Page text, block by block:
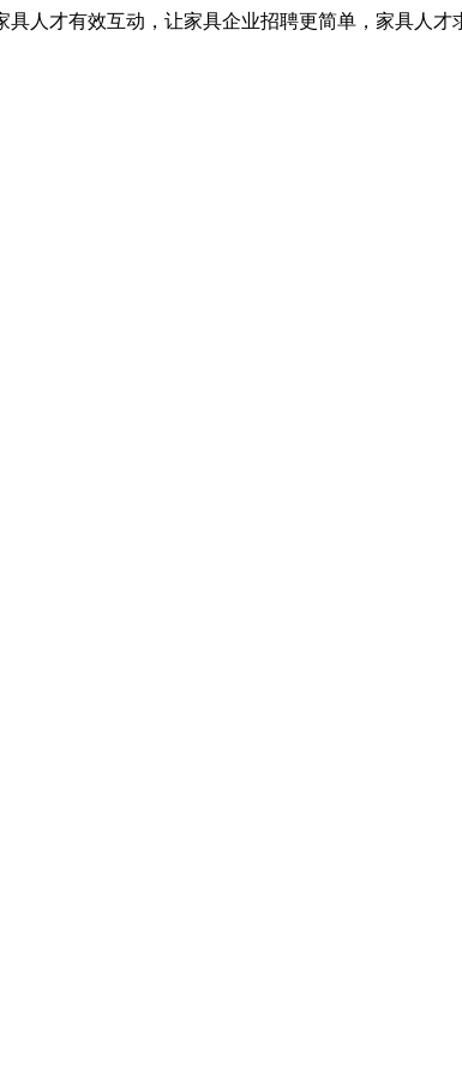
人才有效互动，让家具企业招聘更简单，家具人才